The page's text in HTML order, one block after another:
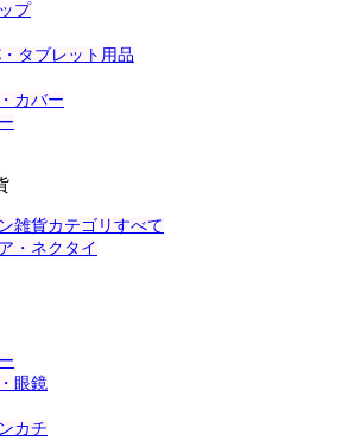
プ
タブレット用品
カバー
雑貨カテゴリすべて
・ネクタイ
眼鏡
カチ